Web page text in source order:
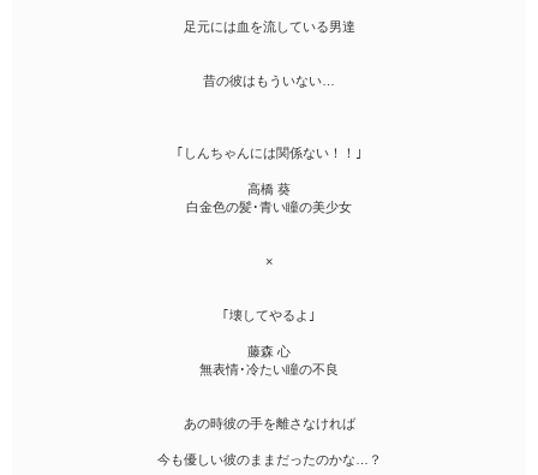
足元には血を流している男達
昔の彼はもういない…
｢しんちゃんには関係ない！！｣
高橋 葵
白金色の髪･青い瞳の美少女
×
｢壊してやるよ｣
藤森 心
無表情･冷たい瞳の不良
あの時彼の手を離さなければ
今も優しい彼のままだったのかな…？